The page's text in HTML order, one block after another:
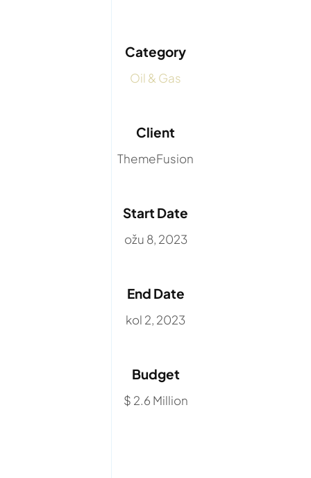
Category
Oil & Gas
Client
ThemeFusion
Start Date
ožu 8, 2023
End Date
kol 2, 2023
Budget
$ 2.6 Million